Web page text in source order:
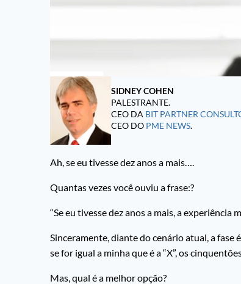
SIDNEY COHEN
PALESTRANTE.
CEO DA BIT PARTNER
CEO DO PME NEWS.
Ah, se eu tivesse dez anos a mais….
Quantas vezes você ouviu a frase:?
“Se eu tivesse dez anos a mais, a experiência
Sinceramente, diante do cenário atual, a fase
se for igual a minha que é a “X”, os
Mas, qual é a melhor opção?